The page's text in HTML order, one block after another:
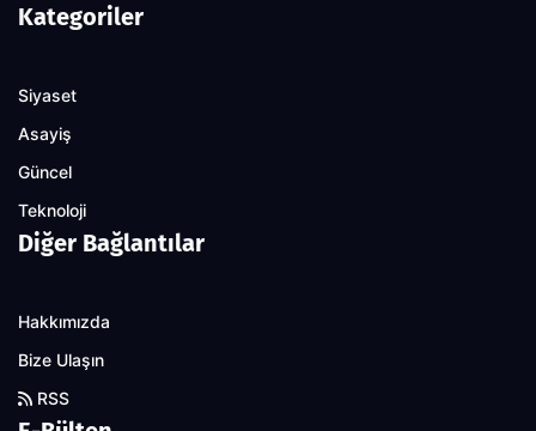
Kategoriler
Siyaset
Asayiş
Güncel
Teknoloji
Diğer Bağlantılar
Hakkımızda
Bize Ulaşın
RSS